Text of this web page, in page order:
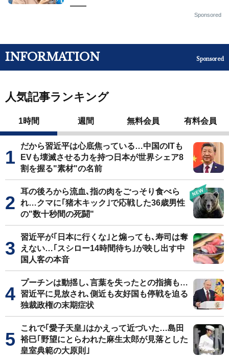
——
Sponsored
INFORMATION Sponsored
人気記事ランキング
1時間 週間 無料会員 有料会員
だから習近平は心底焦っている…中国のITも
EVも壊滅させる力を持つ日本が世界シェア8
割を握る"素材"の名前
耳の後ろから流血､指の肉をごっそり食べら
れ…クマに｢猪木キック｣で応戦した36歳男性
の"数十秒間の死闘"
習近平が｢日本に行くな｣と煽っても､寿司は奪
えない…｢スシロー14時間待ち｣が映し出す中
国人客の本音
プーチンは動揺し､言葉を失ったとの指摘も…
習近平に見放され､側近も友好国も停戦を迫る
独裁政権の末期症状
これで｢愛子天皇｣はかえって近づいた…島田
裕巳｢野望にとらわれた麻生太郎が見落とした
皇室典範の大原則｣